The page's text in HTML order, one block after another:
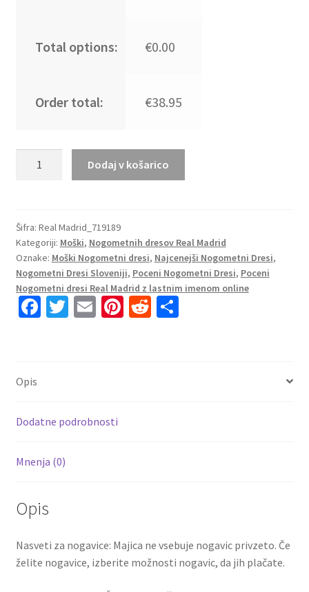
Total options: €0.00
Order total: €38.95
Madrid
Gostujoči
2023
Kratek
Rokav
+
9
Dodaj v košarico
Šifra: Real Madrid_719189
Kategoriji: Moški, Nogometnih dresov Real Madrid
Oznake: Moški Nogometni dresi, Najcenejši Nogometni Dresi,
Nogometni Dresi Sloveniji, Poceni Nogometni Dresi, Poceni
Nogometni dresi Real Madrid z lastnim imenom online
Fa
k
T E Pi R S
Opis
Dodatne podrobnosti
Mnenja (0)
Opis
Nasveti za nogavice: Majica ne vsebuje nogavic privzeto. Če
želite nogavice, izberite možnosti nogavic, da jih plačate.